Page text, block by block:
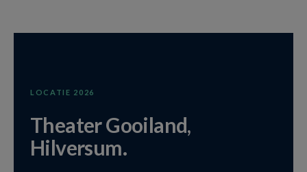
LOCATIE 2026
Theater Gooiland,
Hilversum.